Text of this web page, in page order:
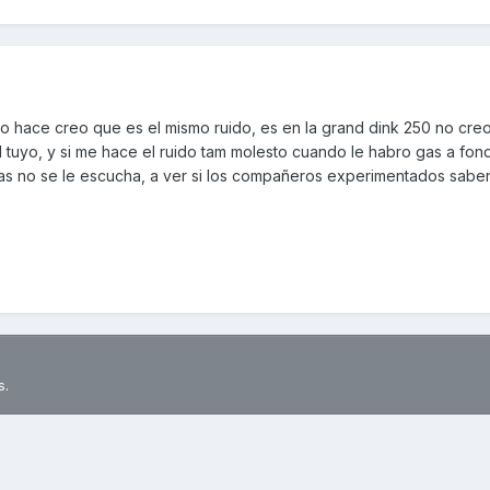
hace creo que es el mismo ruido, es en la grand dink 250 no
y si me hace el ruido tam molesto cuando le habro gas a
no se le escucha, a ver si los compañeros experimentados